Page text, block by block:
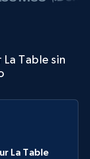
Table sin
La Table